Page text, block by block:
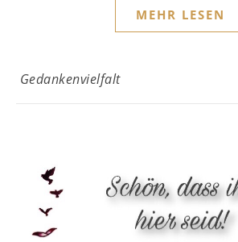
MEHR LESEN
Gedankenvielfalt